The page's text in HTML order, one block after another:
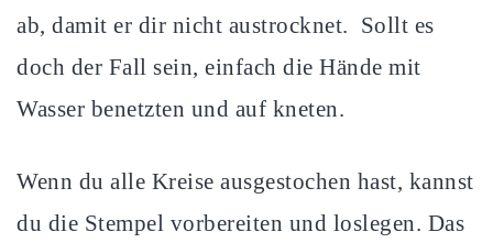
ab, damit er dir nicht austrocknet. Sollt es
doch der Fall sein, einfach die Hände mit
Wasser benetzten und auf kneten.
Wenn du alle Kreise ausgestochen hast, kannst
du die Stempel vorbereiten und loslegen. Das